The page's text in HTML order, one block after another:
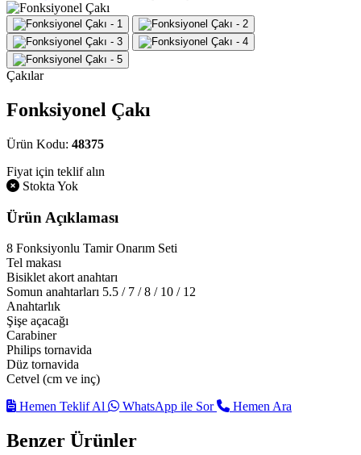
Çakılar
Fonksiyonel Çakı
Ürün Kodu: 48375
Fiyat için teklif alın
Stokta Yok
Ürün Açıklaması
8 Fonksiyonlu Tamir Onarım Seti
Tel makası
Bisiklet akort anahtarı
Somun anahtarları 5.5 / 7 / 8 / 10 / 12
Anahtarlık
Şişe açacağı
Carabiner
Philips tornavida
Düz tornavida
Cetvel (cm ve inç)
Hemen Teklif Al
WhatsApp ile Sor Hemen Ara
Benzer Ürünler